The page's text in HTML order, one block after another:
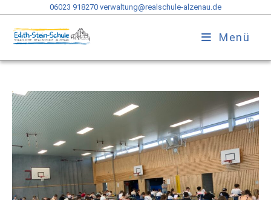
06023 918270 verwaltung@realschule-alzenau.de
Menü